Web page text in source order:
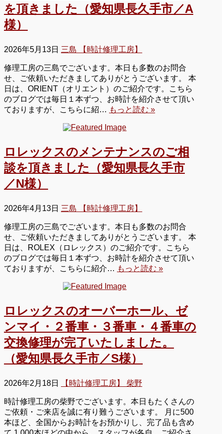
を頂きました（愛知県長久手市／A
様）
2026年5月13日 三島 【時計修理工房】
修理工房の三島でございます。本日も多数のお問合
せ、ご依頼いただきましてありがとうございます。 本
日は、ORIENT（オリエント）のご紹介です。こちら
のブログでは毎日１本ずつ、お時計を紹介させて頂い
ておりますが、こちらに紹… もっと読む »
ロレックスのメンテナンスのご相
談を頂きました（愛知県長久手市
／N様）
2026年4月13日 三島 【時計修理工房】
修理工房の三島でございます。本日も多数のお問合
せ、ご依頼いただきましてありがとうございます。 本
日は、ROLEX（ロレックス）のご紹介です。こちら
のブログでは毎日１本ずつ、お時計を紹介させて頂い
ておりますが、こちらに紹介… もっと読む »
ロレックスのオーバーホール、ゼ
ンマイ・２番車・３番車・４番車の
交換修理が完了いたしました。
（愛知県長久手市／S様）
2026年2月18日 【時計修理工房】 柴野
時計修理工房の柴野でございます。本日もたくさんの
ご依頼・ご来店を誠に有り難うございます。 月に500
本ほど、全国からお時計をお預かりし、完了品も含め